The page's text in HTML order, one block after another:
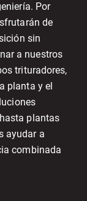
Por
de
sin
a nuestros
trituradores,
planta y el
plantas
ayudar a
combinada